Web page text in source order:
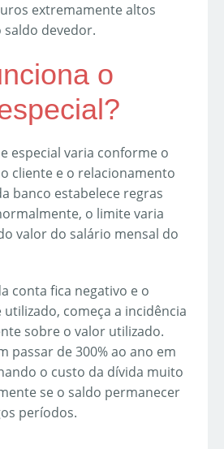
extremamente altos
devedor.
o
especial varia conforme o
cliente e o relacionamento
banco estabelece regras
o limite varia
valor do salário mensal do
conta fica negativo e o
utilizado, começa a incidência
sobre o valor utilizado.
passar de 300% ao ano em
o custo da dívida muito
se o saldo permanecer
períodos.